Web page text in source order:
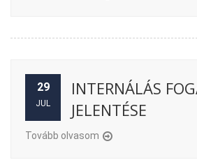
29
JUL
INTERNÁLÁS
JELENTÉSE
Tovább olvasom